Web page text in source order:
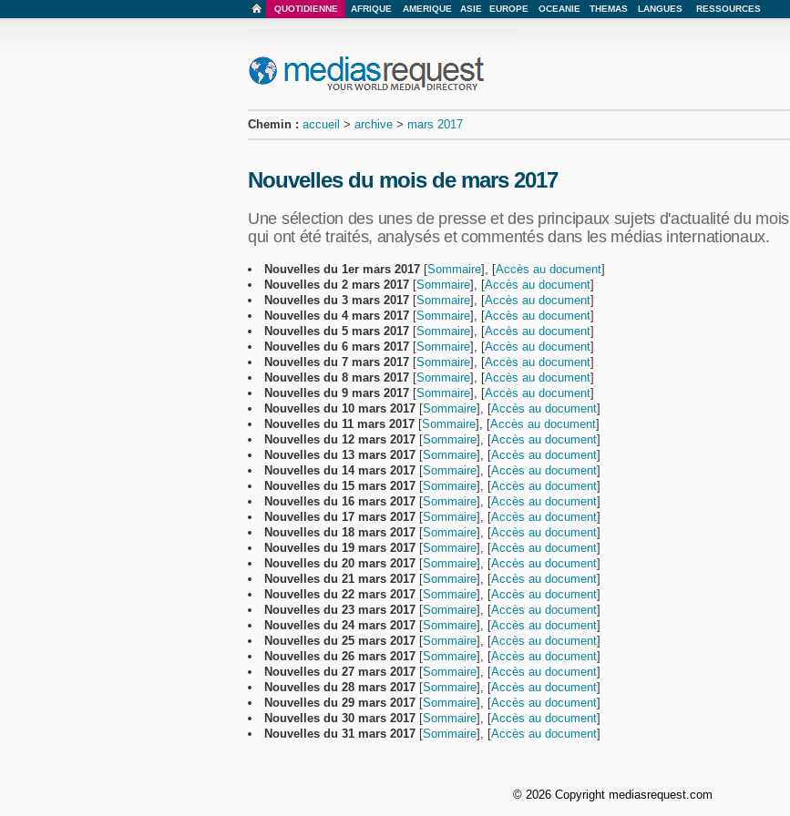
QUOTIDIENNE AFRIQUE AMERIQUE ASIE EUROPE OCEANIE THEMAS LANGUES RESSOURCES
Chemin : accueil > archive > mars 2017
Nouvelles du mois de mars 2017
Une sélection des unes de presse et des principaux sujets d'actualité du mois
qui ont été traités, analysés et commentés dans les médias internationaux.
Nouvelles du 1er mars 2017 [Sommaire], [Accès au document]
Nouvelles du 2 mars 2017 [Sommaire], [Accès au document]
Nouvelles du 3 mars 2017 [Sommaire], [Accès au document]
Nouvelles du 4 mars 2017 [Sommaire], [Accès au document]
Nouvelles du 5 mars 2017 [Sommaire], [Accès au document]
Nouvelles du 6 mars 2017 [Sommaire], [Accès au document]
Nouvelles du 7 mars 2017 [Sommaire], [Accès au document]
Nouvelles du 8 mars 2017 [Sommaire], [Accès au document]
Nouvelles du 9 mars 2017 [Sommaire], [Accès au document]
Nouvelles du 10 mars 2017 [Sommaire], [Accès au document]
Nouvelles du 11 mars 2017 [Sommaire], [Accès au document]
Nouvelles du 12 mars 2017 [Sommaire], [Accès au document]
Nouvelles du 13 mars 2017 [Sommaire], [Accès au document]
Nouvelles du 14 mars 2017 [Sommaire], [Accès au document]
Nouvelles du 15 mars 2017 [Sommaire], [Accès au document]
Nouvelles du 16 mars 2017 [Sommaire], [Accès au document]
Nouvelles du 17 mars 2017 [Sommaire], [Accès au document]
Nouvelles du 18 mars 2017 [Sommaire], [Accès au document]
Nouvelles du 19 mars 2017 [Sommaire], [Accès au document]
Nouvelles du 20 mars 2017 [Sommaire], [Accès au document]
Nouvelles du 21 mars 2017 [Sommaire], [Accès au document]
Nouvelles du 22 mars 2017 [Sommaire], [Accès au document]
Nouvelles du 23 mars 2017 [Sommaire], [Accès au document]
Nouvelles du 24 mars 2017 [Sommaire], [Accès au document]
Nouvelles du 25 mars 2017 [Sommaire], [Accès au document]
Nouvelles du 26 mars 2017 [Sommaire], [Accès au document]
Nouvelles du 27 mars 2017 [Sommaire], [Accès au document]
Nouvelles du 28 mars 2017 [Sommaire], [Accès au document]
Nouvelles du 29 mars 2017 [Sommaire], [Accès au document]
Nouvelles du 30 mars 2017 [Sommaire], [Accès au document]
Nouvelles du 31 mars 2017 [Sommaire], [Accès au document]
© 2026 Copyright mediasrequest.com